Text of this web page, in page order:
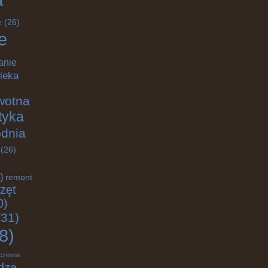
(26)
remont